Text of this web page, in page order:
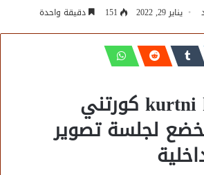
يناير 29, 2022 151 دقيقة واحدة
kurtni kardashyan كورتني
لجلسة تصوير